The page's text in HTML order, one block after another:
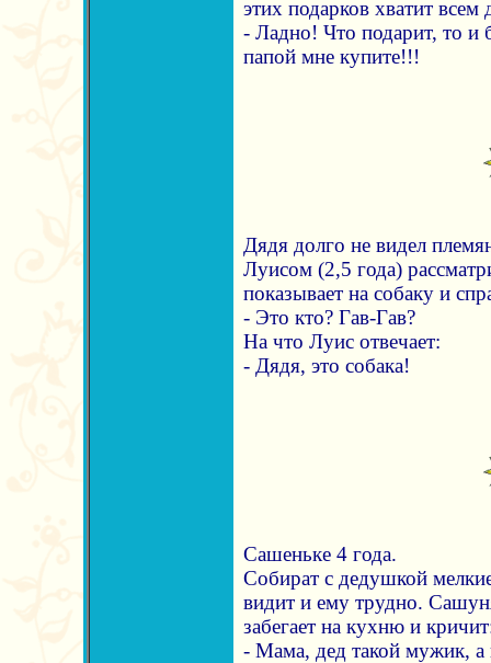
этих подарков хватит всем
- Ладно! Что подарит, то и
папой мне купите!!!
Дядя долго не видел
Луисом (2,5 года)
показывает на собаку и
- Это кто? Гав-Гав?
На что Луис отвечает:
- Дядя, это собака!
Сашеньке 4 года.
Собират с дедушкой
видит и ему трудно.
забегает на кухню и
- Мама, дед такой мужик, а